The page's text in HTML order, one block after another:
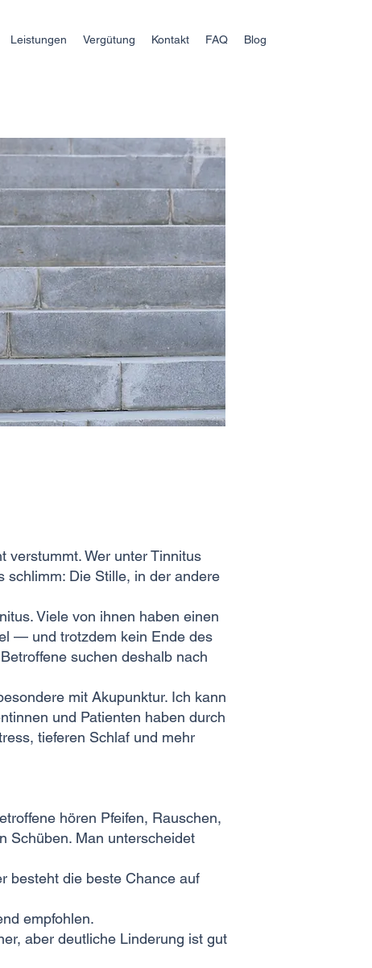
Leistungen Vergütung Kontakt FAQ Blog
verstummt. Wer unter Tinnitus
Die Stille, in der andere
Viele von ihnen haben einen
— und trotzdem kein Ende des
suchen deshalb nach
mit Akupunktur. Ich kann
und Patienten haben durch
tieferen Schlaf und mehr
hören Pfeifen, Rauschen,
Schüben. Man unterscheidet
besteht die beste Chance auf
empfohlen.
aber deutliche Linderung ist gut